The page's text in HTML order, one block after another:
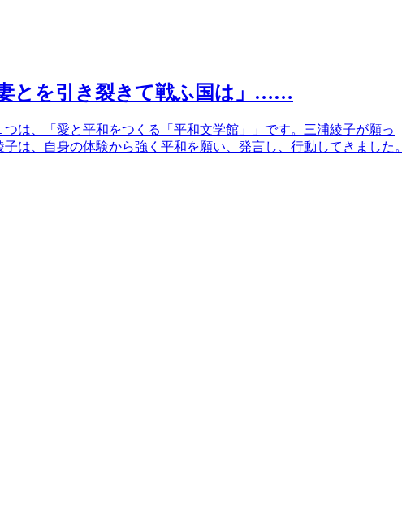
とを引き裂きて戦ふ国は」……
は、「愛と平和をつくる「平和文学館」」です。三浦綾子が願っ
は、自身の体験から強く平和を願い、発言し、行動してきました。